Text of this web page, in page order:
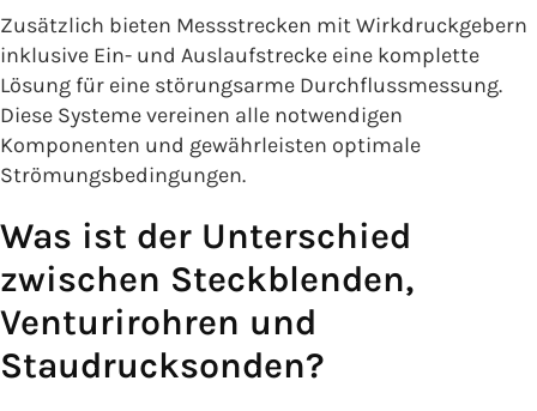
Zusätzlich bieten Messstrecken mit Wirkdruckgebern
inklusive Ein- und Auslaufstrecke eine komplette
Lösung für eine störungsarme Durchflussmessung.
Diese Systeme vereinen alle notwendigen
Komponenten und gewährleisten optimale
Strömungsbedingungen.
Was ist der Unterschied
zwischen Steckblenden,
Venturirohren und
Staudrucksonden?